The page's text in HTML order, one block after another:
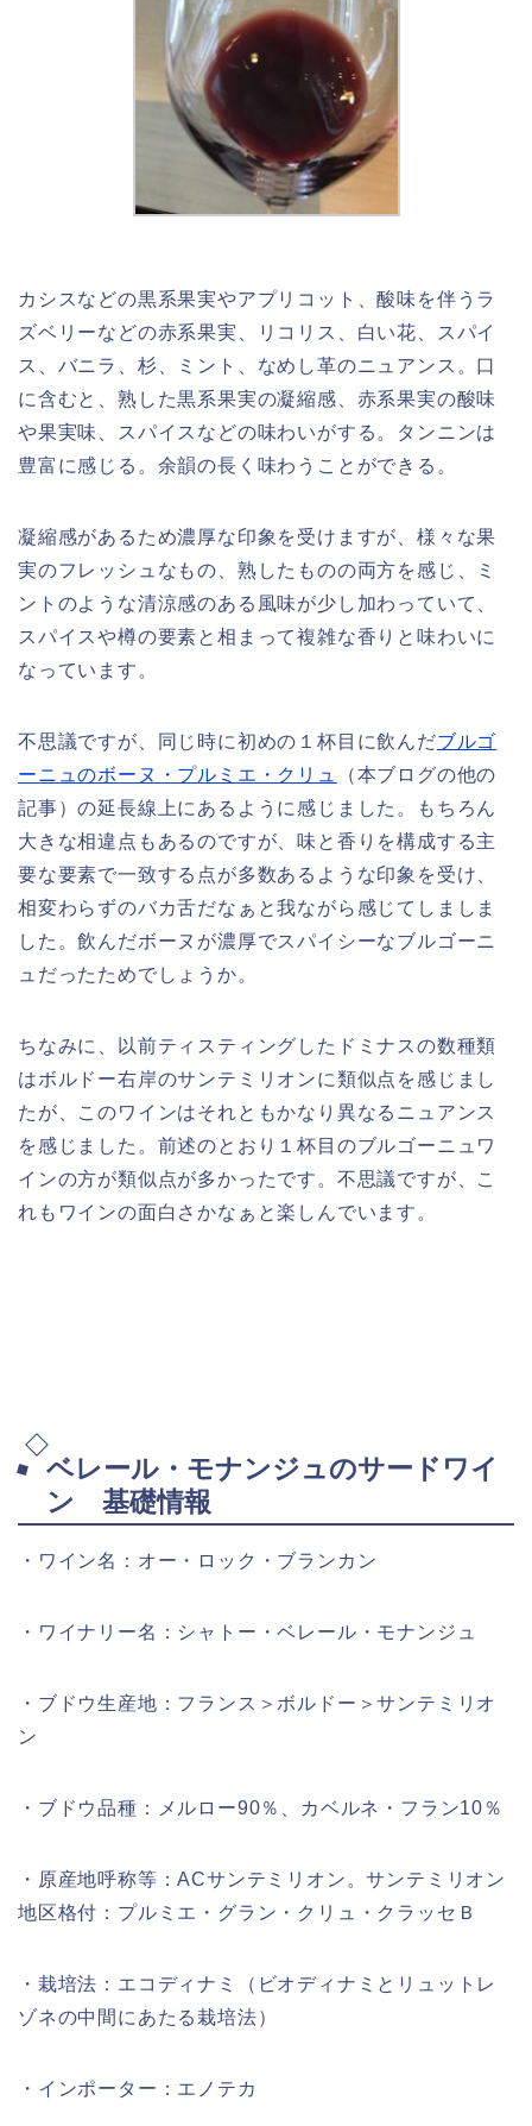
カシスなどの黒系果実やアプリコット、酸味を伴うラ
ズベリーなどの赤系果実、リコリス、白い花、スパイ
ス、バニラ、杉、ミント、なめし革のニュアンス。口
に含むと、熟した黒系果実の凝縮感、赤系果実の酸味
や果実味、スパイスなどの味わいがする。タンニンは
豊富に感じる。余韻の長く味わうことができる。
凝縮感があるため濃厚な印象を受けますが、様々な果
実のフレッシュなもの、熟したものの両方を感じ、ミ
ントのような清涼感のある風味が少し加わっていて、
スパイスや樽の要素と相まって複雑な香りと味わいに
なっています。
不思議ですが、同じ時に初めの１杯目に飲んだブルゴ
ーニュのボーヌ・プルミエ・クリュ
（本ブログの他の
記事）の延長線上にあるように感じました。もちろん
大きな相違点もあるのですが、味と香りを構成する主
要な要素で一致する点が多数あるような印象を受け、
相変わらずのバカ舌だなぁと我ながら感じてしましま
した。飲んだボーヌが濃厚でスパイシーなブルゴーニ
ュだったためでしょうか。
ちなみに、以前ティスティングしたドミナスの数種類
はボルドー右岸のサンテミリオンに類似点を感じまし
たが、このワインはそれともかなり異なるニュアンス
を感じました。前述のとおり１杯目のブルゴーニュワ
インの方が類似点が多かったです。不思議ですが、こ
れもワインの面白さかなぁと楽しんでいます。
ベレール・モナンジュのサードワイ
ン 基礎情報
・ワイン名：オー・ロック・ブランカン
・ワイナリー名：シャトー・ベレール・モナンジュ
・ブドウ生産地：フランス＞ボルドー＞サンテミリオ
ン
・ブドウ品種：メルロー90％、カベルネ・フラン10％
・原産地呼称等：ACサンテミリオン。サンテミリオン
地区格付：プルミエ・グラン・クリュ・クラッセＢ
・栽培法：エコディナミ（ビオディナミとリュットレ
ゾネの中間にあたる栽培法）
・インポーター：エノテカ